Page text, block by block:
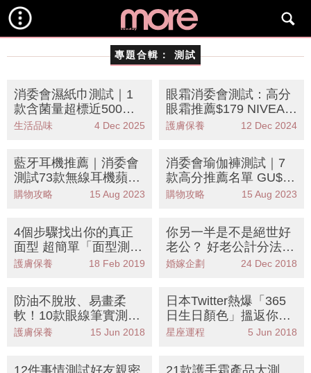
專題合輯： 測試
消委會濕紙巾測試｜1
款含菌量超標近500
倍？8大五星滿分濕紙
生活品味 4 Dec 2025
眼霜消委會測試：高分
眼霜推薦$179 NIVEA獲
4星半勝專櫃品牌
護膚保養 12 Dec 2024
藍牙耳機推薦｜消委會
測試73款無線耳機蘋果
Airpods滿分 附高分名
購物攻略 15 Aug 2023
消委會瑜伽褲測試｜7
款高分推薦名單 GU$14
9款式媲美Nike性價比
購物攻略 15 Aug 2023
4個步驟找出你的真正
面型 超簡單「面型測
試」
護膚保養 18 Feb 2019
你另一半是不是絕世好
老公？ 好老公計分法大
分析
婚嫁企劃 24 Dec 2018
防油不脫妝、易畫柔
軟！10款眼線筆實測大
比併
護膚保養 15 Jun 2018
日本Twitter熱爆「365
日生日顏色」搵返你嘅
幸運顏色！
星座運程 5 Jun 2018
12件事情測試好友親密
21款護手霜產品大測